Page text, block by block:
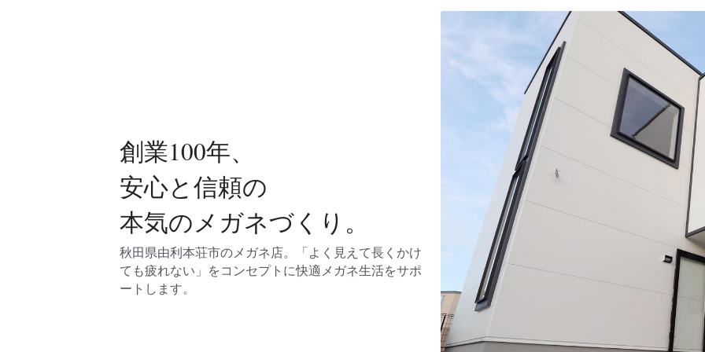
創業100年、
安心と信頼の
本気のメガネづくり。
秋田県由利本荘市のメガネ店。「よく見えて長くかけ
ても疲れない」をコンセプトに快適メガネ生活をサポ
ートします。